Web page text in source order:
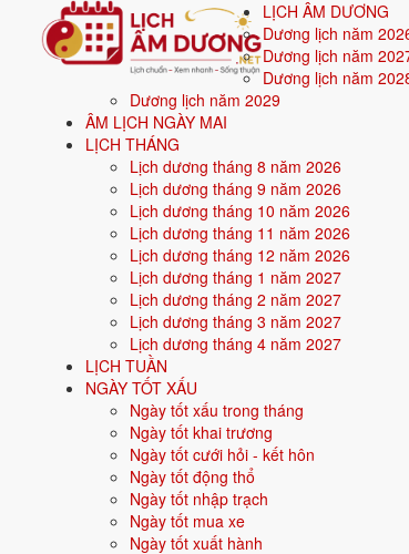
LỊCH ÂM DƯƠNG
Dương lịch năm
Dương lịch năm
Dương lịch năm
Dương lịch năm 2029
ÂM LỊCH NGÀY MAI
LỊCH THÁNG
Lịch dương tháng 8 năm 2026
Lịch dương tháng 9 năm 2026
Lịch dương tháng 10 năm 2026
Lịch dương tháng 11 năm 2026
Lịch dương tháng 12 năm 2026
Lịch dương tháng 1 năm 2027
Lịch dương tháng 2 năm 2027
Lịch dương tháng 3 năm 2027
Lịch dương tháng 4 năm 2027
LỊCH TUẦN
NGÀY TỐT XẤU
Ngày tốt xấu trong tháng
Ngày tốt khai trương
Ngày tốt cưới hỏi - kết hôn
Ngày tốt động thổ
Ngày tốt nhập trạch
Ngày tốt mua xe
Ngày tốt xuất hành
Trang chủ
Kiến thức
Các loại Sao
Các loại Sao trong
Nguyễn Minh An·Cập nhật: 03/06/2026
trong lịch âm dương bao gồm:Sao Hoàng Đạo
từng loại sao để xem ý nghĩa, ngày ứng và việc nên
Sao trong lịch âm dương
Trong lịch âm dương, "sao" (còn gọi là thần sát) là
nhắc tổng hợp các sao này cùng can chi và trực để
Danh sách các loại Sao
28 sao